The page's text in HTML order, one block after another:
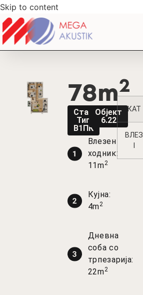
Skip to content
78m2
Стан
Тип
В1ПК
Објект
6.22
Влезен
ходник:
11m2
Кујна:
4m2
Дневна
соба со
трпезарија:
22m2
КАТ
ВЛЕЗ